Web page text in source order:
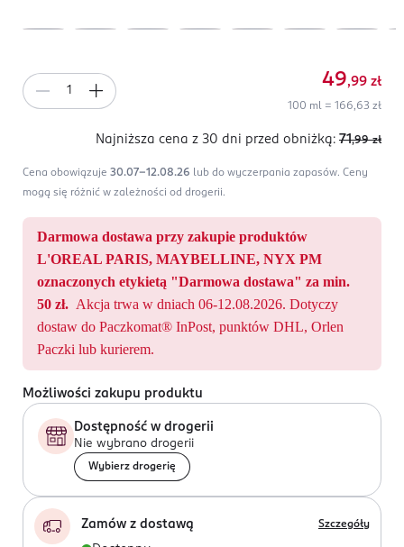
49,99 zł
100 ml = 166,63 zł
Najniższa cena z 30 dni przed obniżką: 71,99 zł
Cena obowiązuje 30.07-12.08.26 lub do wyczerpania zapasów. Ceny
mogą się różnić w zależności od drogerii.
Darmowa dostawa przy zakupie produktów
L'OREAL PARIS, MAYBELLINE, NYX PM
oznaczonych etykietą "Darmowa dostawa" za min.
50 zł. Akcja trwa w dniach 06-12.08.2026. Dotyczy
dostaw do Paczkomat® InPost, punktów DHL, Orlen
Paczki lub kurierem.
Możliwości zakupu produktu
Dostępność w drogerii
Nie wybrano drogerii
Wybierz drogerię
Zamów z dostawą Szczegóły